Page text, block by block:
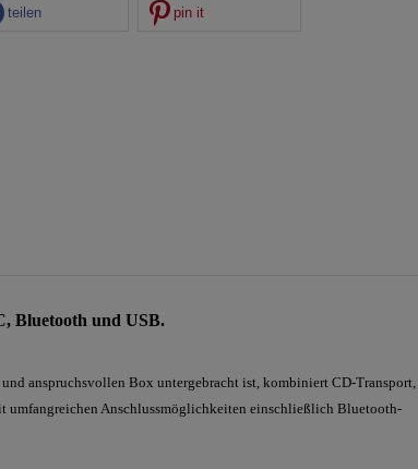
teilen pin it
Bluetooth und USB.
anspruchsvollen Box untergebracht ist, kombiniert CD-Transport,
umfangreichen Anschlussmöglichkeiten einschließlich Bluetooth-